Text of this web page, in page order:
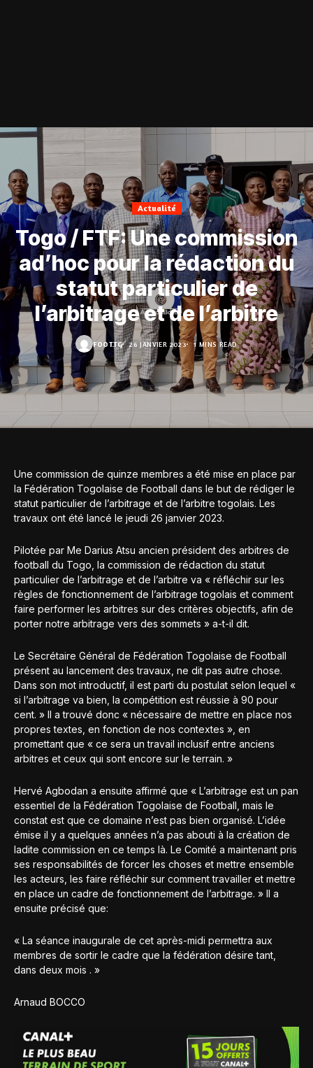
Actualité
Togo / FTF: Une commission
ad’hoc pour la rédaction du
statut particulier de
l’arbitrage et de l’arbitre
FOOT.TG 26 JANVIER 2023 1 MINS READ
Une commission de quinze membres a été mise en place par
la Fédération Togolaise de Football dans le but de rédiger le
statut particulier de l’arbitrage et de l’arbitre togolais. Les
travaux ont été lancé le jeudi 26 janvier 2023.
Pilotée par Me Darius Atsu ancien président des arbitres de
football du Togo, la commission de rédaction du statut
particulier de l’arbitrage et de l’arbitre va « réfléchir sur les
règles de fonctionnement de l’arbitrage togolais et comment
faire performer les arbitres sur des critères objectifs, afin de
porter notre arbitrage vers des sommets » a-t-il dit.
Le Secrétaire Général de Fédération Togolaise de Football
présent au lancement des travaux, ne dit pas autre chose.
Dans son mot introductif, il est parti du postulat selon lequel «
si l’arbitrage va bien, la compétition est réussie à 90 pour
cent. » Il a trouvé donc « nécessaire de mettre en place nos
propres textes, en fonction de nos contextes », en
promettant que « ce sera un travail inclusif entre anciens
arbitres et ceux qui sont encore sur le terrain. »
Hervé Agbodan a ensuite affirmé que « L’arbitrage est un pan
essentiel de la Fédération Togolaise de Football, mais le
constat est que ce domaine n’est pas bien organisé. L’idée
émise il y a quelques années n’a pas abouti à la création de
ladite commission en ce temps là. Le Comité a maintenant pris
ses responsabilités de forcer les choses et mettre ensemble
les acteurs, les faire réfléchir sur comment travailler et mettre
en place un cadre de fonctionnement de l’arbitrage. » Il a
ensuite précisé que:
« La séance inaugurale de cet après-midi permettra aux
membres de sortir le cadre que la fédération désire tant,
dans deux mois . »
Arnaud BOCCO